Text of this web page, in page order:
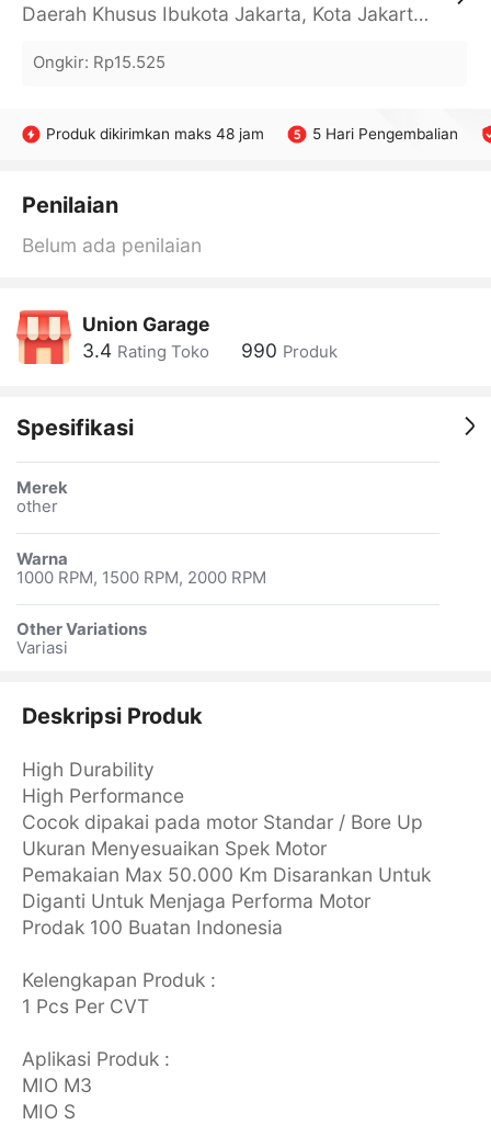
Daerah Khusus Ibukota Jakarta, Kota Jakarta Barat, Cengkareng, yy
Ongkir: Rp15.525
Produk dikirimkan maks 48 jam 5 Hari Pengembalian
Penilaian
Belum ada penilaian
Union Garage
3.4 Rating Toko 990 Produk
Spesifikasi
Merek
other
Warna
1000 RPM, 1500 RPM, 2000 RPM
Other Variations
Variasi
Deskripsi Produk
High Durability
High Performance
Cocok dipakai pada motor Standar / Bore Up
Ukuran Menyesuaikan Spek Motor
Pemakaian Max 50.000 Km Disarankan Untuk
Diganti Untuk Menjaga Performa Motor
Prodak 100 Buatan Indonesia
Kelengkapan Produk :
1 Pcs Per CVT
Aplikasi Produk :
MIO M3
MIO S